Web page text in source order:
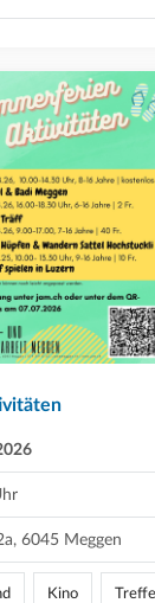
6045 Meggen
Kino